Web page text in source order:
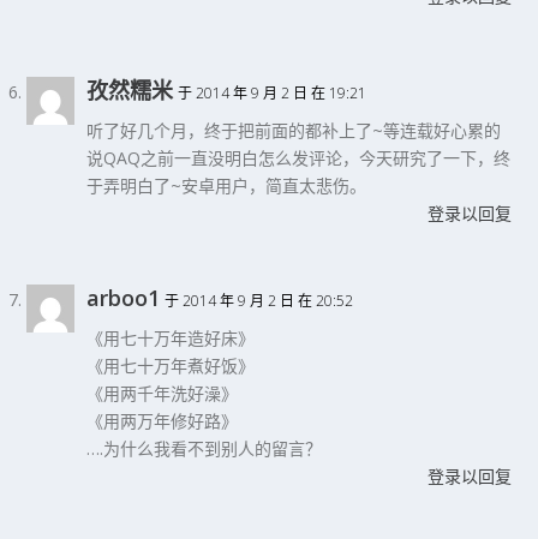
孜然糯米 于 2014 年 9 月 2 日 在 19:21
听了好几个月，终于把前面的都补上了~等连载好心累的
说QAQ之前一直没明白怎么发评论，今天研究了一下，终
于弄明白了~安卓用户，简直太悲伤。
登录以回复
arboo1 于 2014 年 9 月 2 日 在 20:52
《用七十万年造好床》
《用七十万年煮好饭》
《用两千年洗好澡》
《用两万年修好路》
….为什么我看不到别人的留言？
登录以回复